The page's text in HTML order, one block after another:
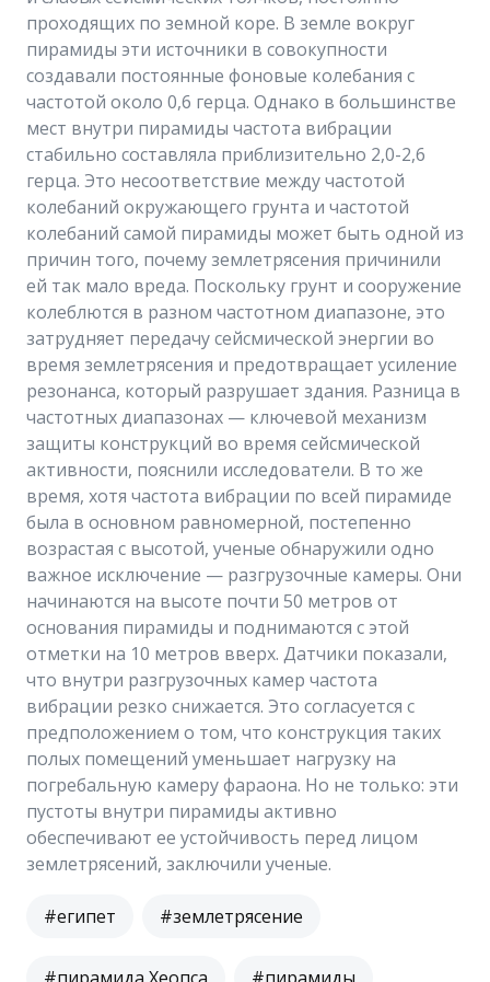
проходящих по земной коре. В земле вокруг
пирамиды эти источники в совокупности
создавали постоянные фоновые колебания с
частотой около 0,6 герца. Однако в большинстве
мест внутри пирамиды частота вибрации
стабильно составляла приблизительно 2,0-2,6
герца. Это несоответствие между частотой
колебаний окружающего грунта и частотой
колебаний самой пирамиды может быть одной из
причин того, почему землетрясения причинили
ей так мало вреда. Поскольку грунт и сооружение
колеблются в разном частотном диапазоне, это
затрудняет передачу сейсмической энергии во
время землетрясения и предотвращает усиление
резонанса, который разрушает здания. Разница в
частотных диапазонах — ключевой механизм
защиты конструкций во время сейсмической
активности, пояснили исследователи. В то же
время, хотя частота вибрации по всей пирамиде
была в основном равномерной, постепенно
возрастая с высотой, ученые обнаружили одно
важное исключение — разгрузочные камеры. Они
начинаются на высоте почти 50 метров от
основания пирамиды и поднимаются с этой
отметки на 10 метров вверх. Датчики показали,
что внутри разгрузочных камер частота
вибрации резко снижается. Это согласуется с
предположением о том, что конструкция таких
полых помещений уменьшает нагрузку на
погребальную камеру фараона. Но не только: эти
пустоты внутри пирамиды активно
обеспечивают ее устойчивость перед лицом
землетрясений, заключили ученые.
#египет #землетрясение
#пирамида Хеопса #пирамиды